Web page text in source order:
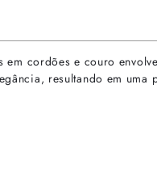
cordões e couro
resultando em